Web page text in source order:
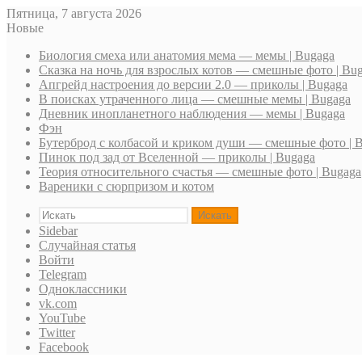
Пятница, 7 августа 2026
Новые
Биология смеха или анатомия мема — мемы | Bugaga
Сказка на ночь для взрослых котов — смешные фото |
Апгрейд настроения до версии 2.0 — приколы | Bugaga
В поисках утраченного лица — смешные мемы | Bugaga
Дневник инопланетного наблюдения — мемы | Bugaga
Фэн
Бутерброд с колбасой и криком души — смешные фото |
Пинок под зад от Вселенной — приколы | Bugaga
Теория относительного счастья — смешные фото | Bugaga
Вареники с сюрпризом и котом
Искать
Sidebar
Случайная статья
Войти
Telegram
Одноклассники
vk.com
YouTube
Twitter
Facebook